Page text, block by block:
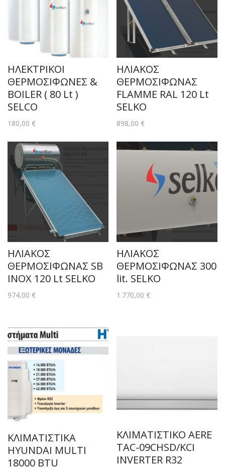
ΗΛΕΚΤΡΙΚΟΙ
ΘΕΡΜΟΣΙΦΩΝΕΣ &
BOILER ( 80 Lt )
SELCO
180,00 €
ΗΛΙΑΚΟΣ
ΘΕΡΜΟΣΙΦΩΝΑΣ
FLAMME RAL 120 Lt
SELKO
898,00 €
ΗΛΙΑΚΟΣ
ΘΕΡΜΟΣΙΦΩΝΑΣ SB
INOX 120 Lt SELKO
974,00 €
ΗΛΙΑΚΟΣ
ΘΕΡΜΟΣΙΦΩΝΑΣ 300
lit. SELKO
1.770,00 €
ΚΛΙΜΑΤΙΣΤΙΚΑ
HYUNDAI MULTI
18000 BTU
ΚΛΙΜΑΤΙΣΤΙΚΟ AERE
TAC-09CHSD/KCI
INVERTER R32